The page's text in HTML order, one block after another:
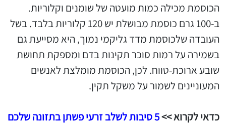
הכוסמת מכילה כמות מועטה של שומנים וקלוריות.
ב-100 גרם כוסמת מבושלת יש 120 קלוריות בלבד. בשל
העובדה שלכוסמת מדד גליקמי נמוך, היא מסייעת גם
בשמירה על רמות סוכר תקינות בדם ומספקת תחושת
שובע ארוכת-טווח. לכן, הכוסמת מומלצת לאנשים
המעוניינים לשמור על משקל תקין.
כדאי לקרוא >>5 סיבות לשלב זרעי פשתן בתזונה שלכם